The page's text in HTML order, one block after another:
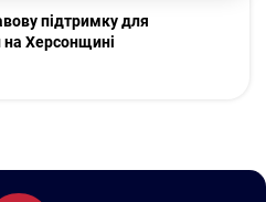
підтримку для
на Херсонщині